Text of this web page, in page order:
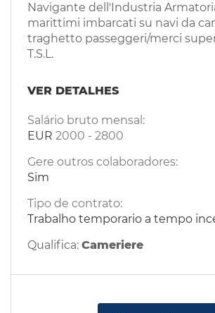
ES
PT
Navigante dell'Industria
marittimi imbarcati su navi da
traghetto passeggeri/merci
T.S.L.
VER DETALHES
Salário bruto mensal:
EUR 2000 - 2800
Gere outros colaboradores:
Sim
Tipo de contrato:
Trabalho temporario a tempo
Qualifica: Cameriere